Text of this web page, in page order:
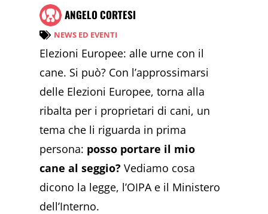
ANGELO CORTESI
NEWS ED EVENTI
Elezioni Europee: alle urne con il
cane. Si può? Con l’approssimarsi
delle Elezioni Europee, torna alla
ribalta per i proprietari di cani, un
tema che li riguarda in prima
persona: posso portare il mio
cane al seggio?Vediamo cosa
dicono la legge, l’OIPA e il Ministero
dell’Interno.